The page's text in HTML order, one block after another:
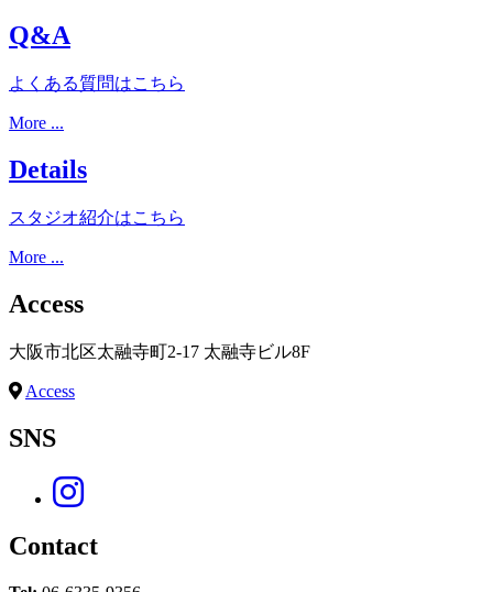
Q&A
よくある質問はこちら
More ...
Details
スタジオ紹介はこちら
More ...
Access
大阪市北区太融寺町2-17 太融寺ビル8F
Access
SNS
Contact